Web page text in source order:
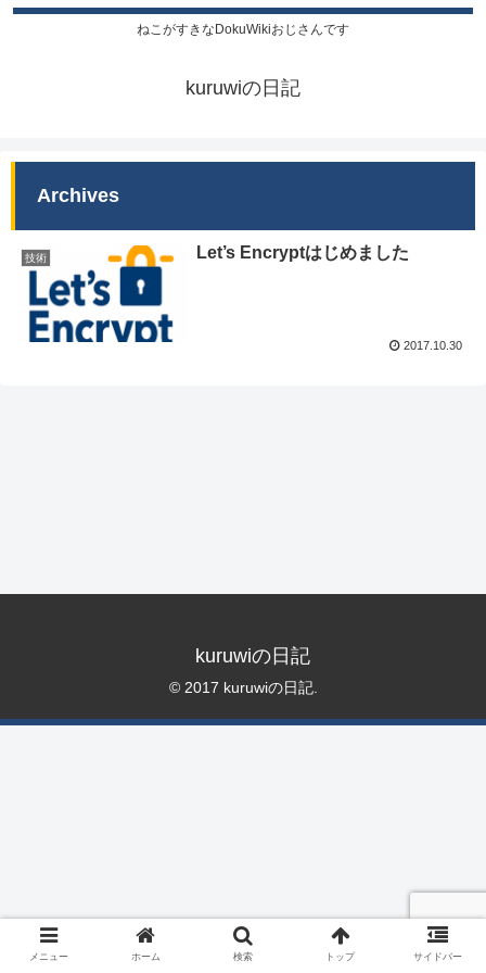
ねこがすきなDokuWikiおじさんです
kuruwiの日記
Archives
技術 Let’s Encryptはじめました
2017.10.30
kuruwiの日記
© 2017 kuruwiの日記.
メニュー ホーム 検索 トップ サイドバー